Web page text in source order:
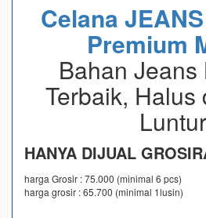
Celana
Premium
Bahan Jeans
Terbaik, Halus
HANYA DIJUAL
harga Grosir : 75.000 (minimal 6 pcs)
harga grosir : 65.700 (minimal 1lusin)